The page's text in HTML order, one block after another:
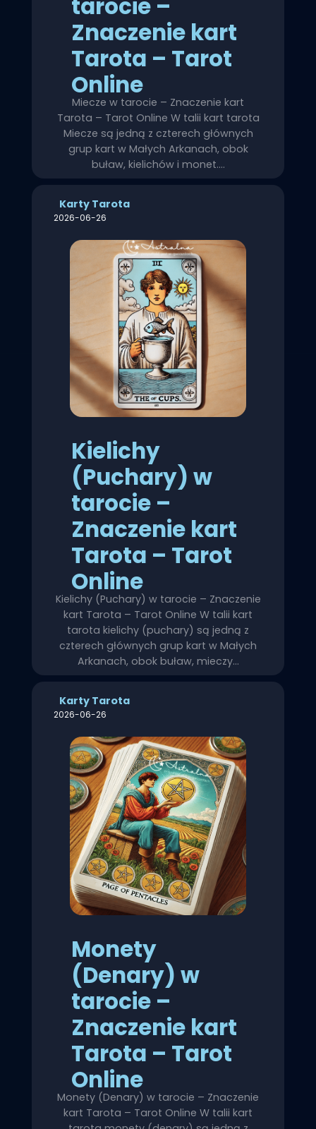
tarocie –
Znaczenie kart
Tarota – Tarot
Online
Miecze w tarocie – Znaczenie kart
Tarota – Tarot Online W talii kart tarota
Miecze są jedną z czterech głównych
grup kart w Małych Arkanach, obok
buław, kielichów i monet.…
Karty Tarota
2026-06-26
Kielichy
(Puchary) w
tarocie –
Znaczenie kart
Tarota – Tarot
Online
Kielichy (Puchary) w tarocie – Znaczenie
kart Tarota – Tarot Online W talii kart
tarota kielichy (puchary) są jedną z
czterech głównych grup kart w Małych
Arkanach, obok buław, mieczy…
Karty Tarota
2026-06-26
Monety
(Denary) w
tarocie –
Znaczenie kart
Tarota – Tarot
Online
Monety (Denary) w tarocie – Znaczenie
kart Tarota – Tarot Online W talii kart